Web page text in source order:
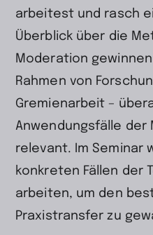
arbeitest und rasch
Überblick über die
Moderation
Rahmen von
Gremienarbeit –
Anwendungsfälle
relevant. Im Seminar
konkreten Fällen der
arbeiten, um den
Praxistransfer zu